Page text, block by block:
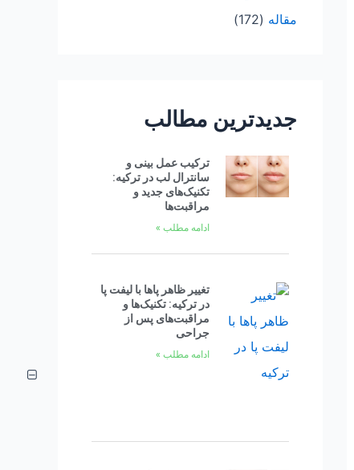
مقاله (172)
جدیدترین مطالب
ترکیب عمل بینی و
سانترال لب در ترکیه:
تکنیک‌های جدید و
مراقبت‌ها
ادامه مطلب »
تغییر ظاهر پاها با لیفت پا
در ترکیه: تکنیک‌ها و
مراقبت‌های پس از
جراحی
ادامه مطلب »